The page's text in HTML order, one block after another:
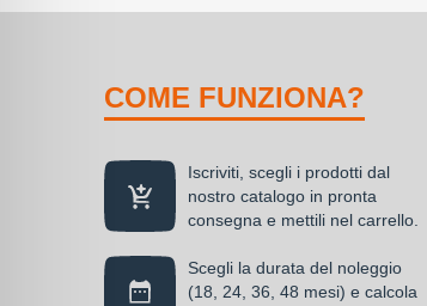
COME FUNZIONA?
Iscriviti, scegli i prodotti dal
nostro catalogo in pronta
consegna e mettili nel carrello.
Scegli la durata del noleggio
(18, 24, 36, 48 mesi) e calcola